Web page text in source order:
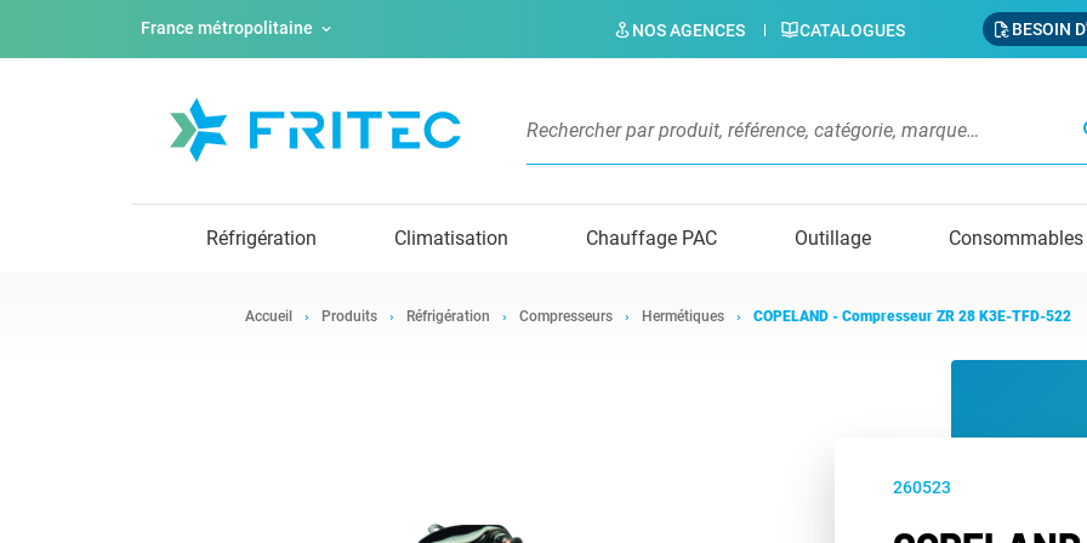
France métropolitaine NOS AGENCES CATALOGUES BESOIN
Réfrigération Climatisation Chauffage PAC Outillage Consommables
Accueil Produits Réfrigération Compresseurs Hermétiques COPELAND - Compresseur ZR 28 K3E-TFD-522
260523